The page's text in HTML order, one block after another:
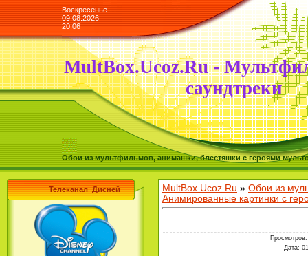
Воскресенье
09.08.2026
20:06
MultBox.Ucoz.Ru -
саундтреки
Обои из мультфильмов, анимашки, блестяшки с героями
Телеканал_Дисней MultBox.Ucoz.Ru » Обои из
Анимированные картинки с
Просмотров:
Дата: